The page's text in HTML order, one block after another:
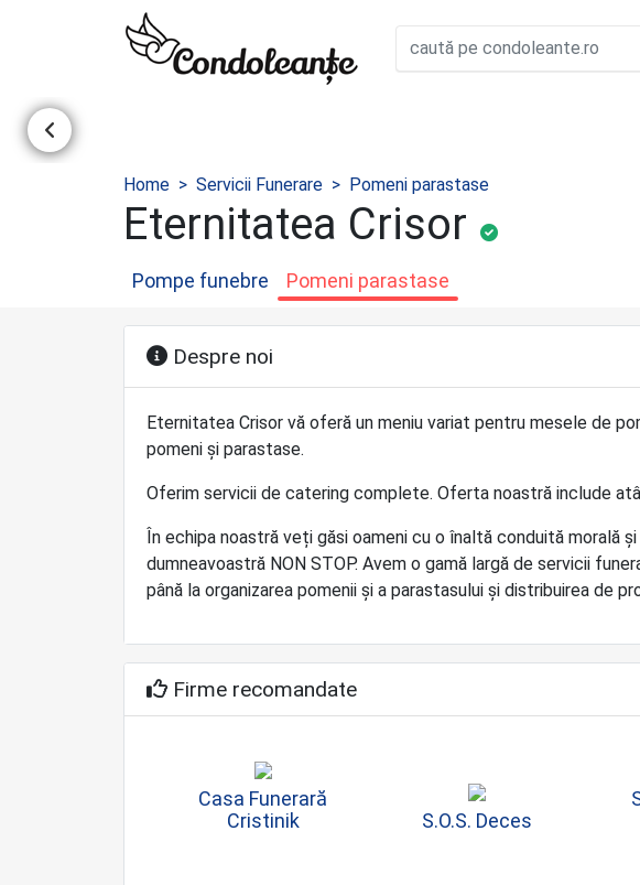
Home Servicii Funerare Pomeni parastase
Eternitatea Crisor
Pompe funebre Pomeni parastase
Despre noi
Eternitatea Crisor vă oferă un meniu variat pentru mesele de
pomeni și parastase.
Oferim servicii de catering complete. Oferta noastră include
În echipa noastră veți găsi oameni cu o înaltă conduită morală
dumneavoastră NON STOP. Avem o gamă largă de servicii
până la organizarea pomenii și a parastasului și distribuirea de
Firme recomandate
Casa Funerară
Cristinik
S.O.S. Deces